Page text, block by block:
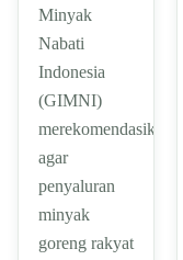
Minyak
Nabati
Indonesia
(GIMNI)
merekomendasikan
agar
penyaluran
minyak
goreng rakyat